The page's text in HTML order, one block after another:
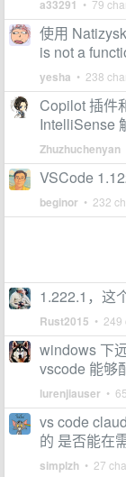
a33291 • 79
使用
is not a
yesha • 238
Copilot 插件
IntelliSense
Zhuzhuchenyan
VSCode
beginor • 232
1.222.1，这
Rust2015 • 249
windows 下
vscode 能够
lurenjiauser •
vs code
的 是否能在
simplzh • 27